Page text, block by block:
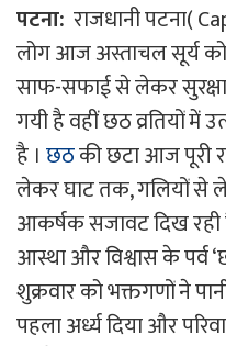
पटना: राजधानी पटना(
लोग आज अस्ताचल सूर्य
साफ-सफाई से लेकर
गयी है वहीं छठ व्रतियों में
है । छठकी छटा आज पूरी
लेकर घाट तक, गलियों
आकर्षक सजावट दिख रही
आस्था और विश्वास के पर्व
शुक्रवार को भक्तगणों ने
पहला अर्ध्य दिया और